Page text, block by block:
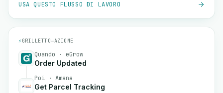
USA QUESTO FLUSSO DI LAVORO
⚡ GRILLETTO→AZIONE
Quando · eGrow
Order Updated
Poi · Amana
Get Parcel Tracking